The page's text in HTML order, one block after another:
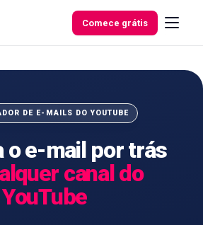
Comece grátis
DE E-MAILS DO YOUTUBE
o e-mail por trás
canal do
YouTube